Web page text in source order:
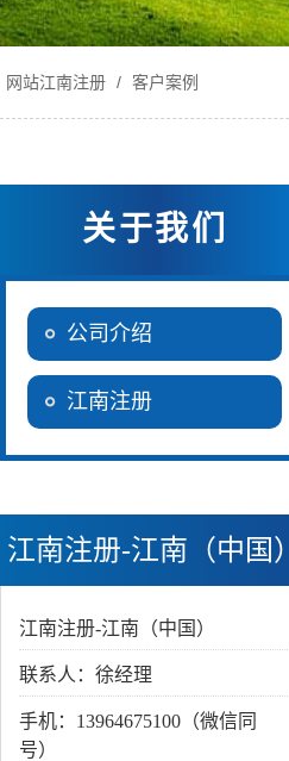
网站江南注册 / 客户案例
关于我们
公司介绍
江南注册
江南注册-江南（中国）
江南注册-江南（中国）
联系人：徐经理
手机：13964675100（微信同
号）